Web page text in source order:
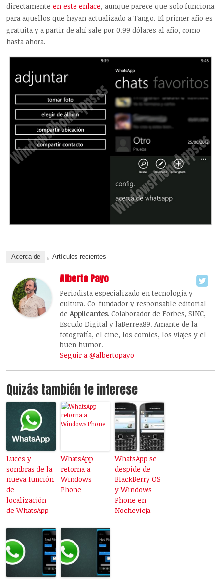
directamenteen este enlace, aunque parece que solo funciona
para aquellos que hayan actualizado a Tango. El primer año es
gratuita y a partir de ahí sale por 0.99 dólares al año, como
hasta ahora.
Acerca de Artículos recientes
Alberto Payo
Periodista especializado en tecnología y
cultura. Co-fundador y responsable editorial
deApplicantes. Colaborador de Forbes, SINC,
Escudo Digital y laBerrea89. Amante de la
fotografía, el cine, los comics, los viajes y el
buen humor.
Seguir a @albertopayo
Quizás también te interese
Luces y
sombras de la
nueva función
de
localización
de WhatsApp
WhatsApp
retorna a
Windows
Phone
WhatsApp se
despide de
BlackBerry OS
y Windows
Phone en
Nochevieja